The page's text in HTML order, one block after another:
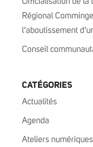
Régional
l’aboutissement
Conseil
CATÉGORIES
Actualités
Agenda
Ateliers numériques